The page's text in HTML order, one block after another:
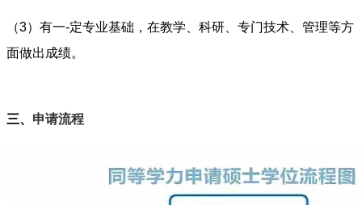
（3）有一-定专业基础，在教学、科研、专门技术、管理等方
面做出成绩。
三、 申请流程